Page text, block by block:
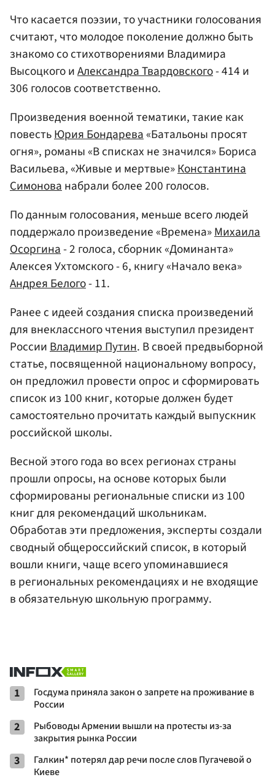
Что касается поэзии, то участники голосования
считают, что молодое поколение должно быть
знакомо со стихотворениями Владимира
Высоцкого иАлександра Твардовского- 414 и
306 голосов соответственно.
Произведения военной тематики, такие как
повестьЮрия Бондарева«Батальоны просят
огня», романы «В списках не значился» Бориса
Васильева, «Живые и мертвые»Константина
Симонованабрали более 200 голосов.
По данным голосования, меньше всего людей
поддержало произведение «Времена»Михаила
Осоргина- 2 голоса, сборник «Доминанта»
Алексея Ухтомского - 6, книгу «Начало века»
Андрея Белого- 11.
Ранее с идеей создания списка произведений
для внеклассного чтения выступил президент
РоссииВладимир Путин. В своей предвыборной
статье, посвященной национальному вопросу,
он предложил провести опрос и сформировать
список из 100 книг, которые должен будет
самостоятельно прочитать каждый выпускник
российской школы.
Весной этого года во всех регионах страны
прошли опросы, на основе которых были
сформированы региональные списки из 100
книг для рекомендаций школьникам.
Обработав эти предложения, эксперты создали
сводный общероссийский список, в который
вошли книги, чаще всего упоминавшиеся
в региональных рекомендациях и не входящие
в обязательную школьную программу.
1
Госдума приняла закон о запрете на проживание в
России
2
Рыбоводы Армении вышли на протесты из-за
закрытия рынка России
3
Галкин* потерял дар речи после слов Пугачевой о
Киеве